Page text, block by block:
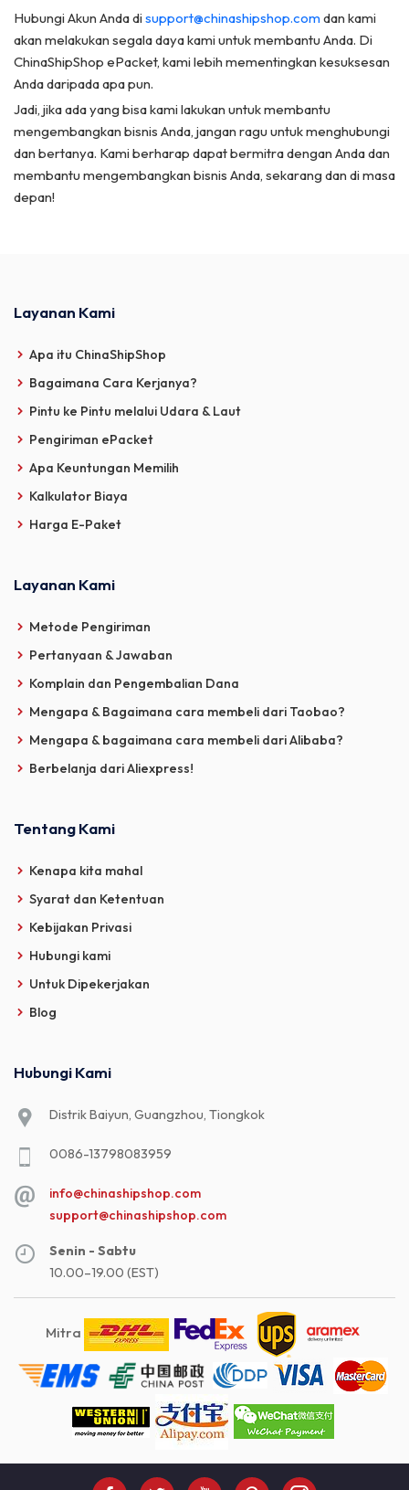
Hubungi Akun Anda di support@chinashipshop.com dan kami
akan melakukan segala daya kami untuk membantu Anda. Di
ChinaShipShop ePacket, kami lebih mementingkan kesuksesan
Anda daripada apa pun.
Jadi, jika ada yang bisa kami lakukan untuk membantu
mengembangkan bisnis Anda, jangan ragu untuk menghubungi
dan bertanya. Kami berharap dapat bermitra dengan Anda dan
membantu mengembangkan bisnis Anda, sekarang dan di masa
depan!
Layanan Kami
Apa itu ChinaShipShop
Bagaimana Cara Kerjanya?
Pintu ke Pintu melalui Udara & Laut
Pengiriman ePacket
Apa Keuntungan Memilih
Kalkulator Biaya
Harga E-Paket
Layanan Kami
Metode Pengiriman
Pertanyaan & Jawaban
Komplain dan Pengembalian Dana
Mengapa & Bagaimana cara membeli dari Taobao?
Mengapa & bagaimana cara membeli dari Alibaba?
Berbelanja dari Aliexpress!
Tentang Kami
Kenapa kita mahal
Syarat dan Ketentuan
Kebijakan Privasi
Hubungi kami
Untuk Dipekerjakan
Blog
Hubungi Kami
Distrik Baiyun, Guangzhou, Tiongkok
0086-13798083959
info@chinashipshop.com
support@chinashipshop.com
Senin - Sabtu
10.00–19.00 (EST)
Mitra